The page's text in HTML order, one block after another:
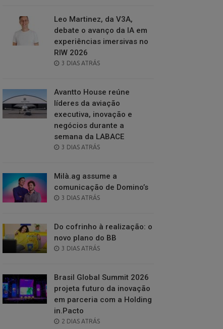
Leo Martinez, da V3A,
debate o avanço da IA em
experiências imersivas no
RIW 2026
POSTED
3 DIAS ATRÁS
Avantto House reúne
líderes da aviação
executiva, inovação e
negócios durante a
semana da LABACE
POSTED
3 DIAS ATRÁS
Milà.ag assume a
comunicação de Domino’s
POSTED
3 DIAS ATRÁS
Do cofrinho à realização: o
novo plano do BB
POSTED
3 DIAS ATRÁS
Brasil Global Summit 2026
projeta futuro da inovação
em parceria com a Holding
in.Pacto
POSTED
2 DIAS ATRÁS